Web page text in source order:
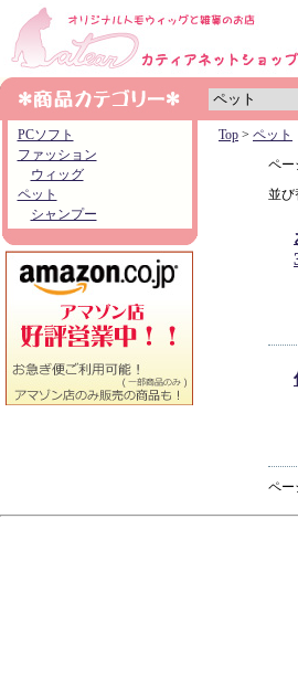
PCソフト
ファッション
ウィッグ
ペット
シャンプー
Top > ペット
ペー
並び
ペー